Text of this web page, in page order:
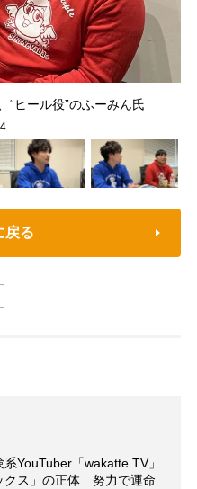
“ヒール役”のふーみん氏
4
戻る
YouTuber「wakatte.TV」
クス」の正体 努力で運命